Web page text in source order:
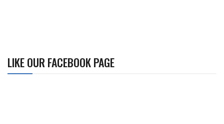
LIKE OUR FACEBOOK PAGE